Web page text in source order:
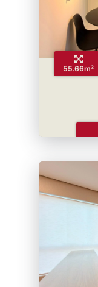
55.66m²